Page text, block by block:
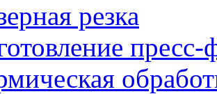
резка